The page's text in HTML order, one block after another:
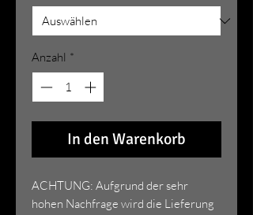
Anzahl *
In den Warenkorb
ACHTUNG: Aufgrund der sehr
hohen Nachfrage wird die Lieferung